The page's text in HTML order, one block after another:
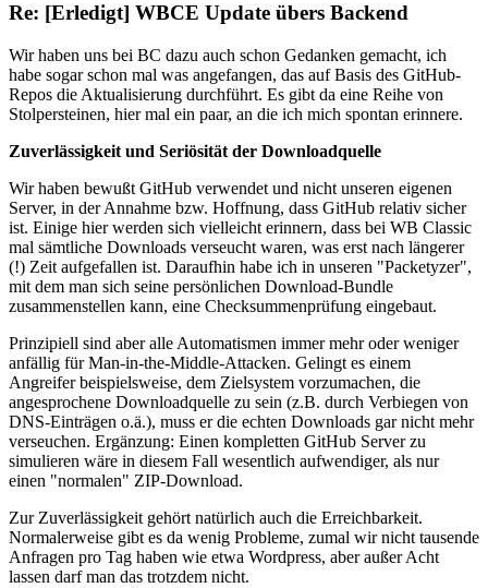
Re: [Erledigt] WBCE Update übers Backend
Wir haben uns bei BC dazu auch schon Gedanken gemacht, ich
habe sogar schon mal was angefangen, das auf Basis des GitHub-
Repos die Aktualisierung durchführt. Es gibt da eine Reihe von
Stolpersteinen, hier mal ein paar, an die ich mich spontan erinnere.
Zuverlässigkeit und Seriösität der Downloadquelle
Wir haben bewußt GitHub verwendet und nicht unseren eigenen
Server, in der Annahme bzw. Hoffnung, dass GitHub relativ sicher
ist. Einige hier werden sich vielleicht erinnern, dass bei WB Classic
mal sämtliche Downloads verseucht waren, was erst nach längerer
(!) Zeit aufgefallen ist. Daraufhin habe ich in unseren "Packetyzer",
mit dem man sich seine persönlichen Download-Bundle
zusammenstellen kann, eine Checksummenprüfung eingebaut.
Prinzipiell sind aber alle Automatismen immer mehr oder weniger
anfällig für Man-in-the-Middle-Attacken. Gelingt es einem
Angreifer beispielsweise, dem Zielsystem vorzumachen, die
angesprochene Downloadquelle zu sein (z.B. durch Verbiegen von
DNS-Einträgen o.ä.), muss er die echten Downloads gar nicht mehr
verseuchen. Ergänzung: Einen kompletten GitHub Server zu
simulieren wäre in diesem Fall wesentlich aufwendiger, als nur
einen "normalen" ZIP-Download.
Zur Zuverlässigkeit gehört natürlich auch die Erreichbarkeit.
Normalerweise gibt es da wenig Probleme, zumal wir nicht tausende
Anfragen pro Tag haben wie etwa Wordpress, aber außer Acht
lassen darf man das trotzdem nicht.